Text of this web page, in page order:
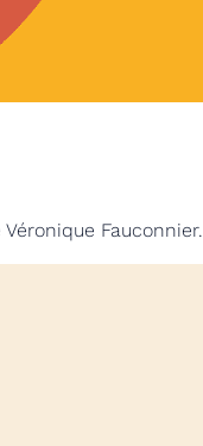
Fauconnier.